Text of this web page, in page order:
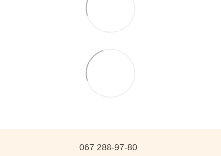
067 288-97-80